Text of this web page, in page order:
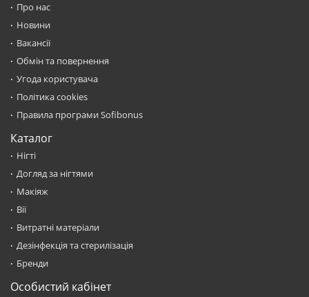
Про нас
Новини
Вакансії
Обмін та повернення
Угода користувача
Політика cookies
Правила програми Sofibonus
Каталог
Нігті
Догляд за нігтями
Макіяж
Вії
Витратні матеріали
Дезінфекція та стерилізація
Бренди
Особистий кабінет